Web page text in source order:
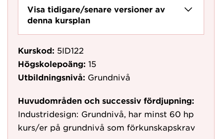
Visa tidigare/senare versioner av
denna kursplan
Kurskod: 5ID122
Högskolepoäng: 15
Utbildningsnivå: Grundnivå
Huvudområden och successiv fördjupning:
Industridesign: Grundnivå, har minst 60 hp
kurs/er på grundnivå som förkunskapskrav